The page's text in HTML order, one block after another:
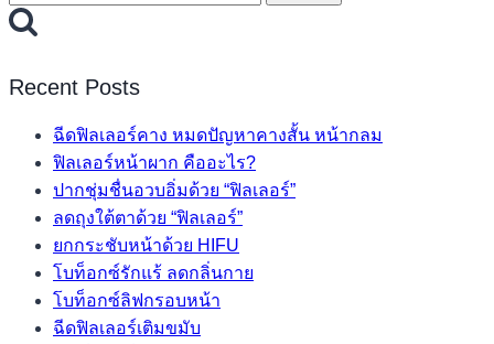
for:
Recent Posts
ฉีดฟิลเลอร์คาง หมดปัญหาคางสั้น หน้ากลม
ฟิลเลอร์หน้าผาก คืออะไร?
ปากชุ่มชื่นอวบอิ่มด้วย “ฟิลเลอร์”
ลดถุงใต้ตาด้วย “ฟิลเลอร์”
ยกกระชับหน้าด้วย HIFU
โบท็อกซ์รักแร้ ลดกลิ่นกาย
โบท็อกซ์ลิฟกรอบหน้า
ฉีดฟิลเลอร์เติมขมับ